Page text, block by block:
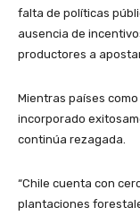
falta de políticas
ausencia de
productores a
Mientras países
incorporado
continúa rezagada.
“Chile cuenta con
plantaciones